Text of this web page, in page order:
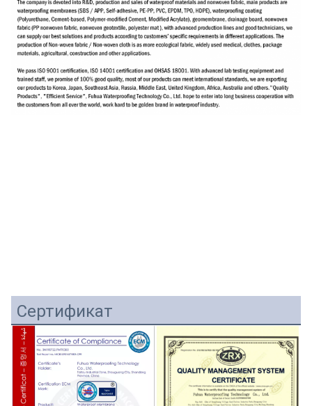
Сертификат